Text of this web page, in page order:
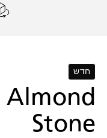
חדש
Almond
Stone